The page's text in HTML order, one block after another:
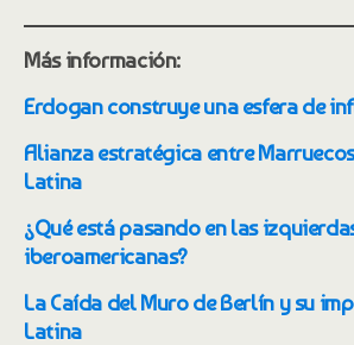
Más información:
Erdogan construye una esfera de
Alianza estratégica entre
Latina
¿Qué está pasando en las
iberoamericanas?
La Caída del Muro de Berlín y su
Latina